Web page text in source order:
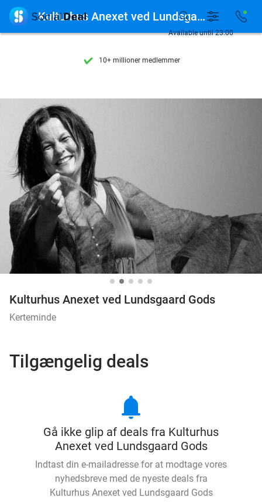
Tilgængelig 7 dage om ugenAvailable until 23:00
 Kulturhus Anexet ved Lundsgaard Gods
Kulturhus Anexet ved Lundsgaard Gods
Kerteminde
Tilgængelig deals
notifications
Gå ikke glip af deals fra Kulturhus
Anexet ved Lundsgaard Gods
Indtast din e-mailadresse for at modtage vores
nyhedsbreve med de nyeste deals fra
Kulturhus Anexet ved Lundsgaard Gods